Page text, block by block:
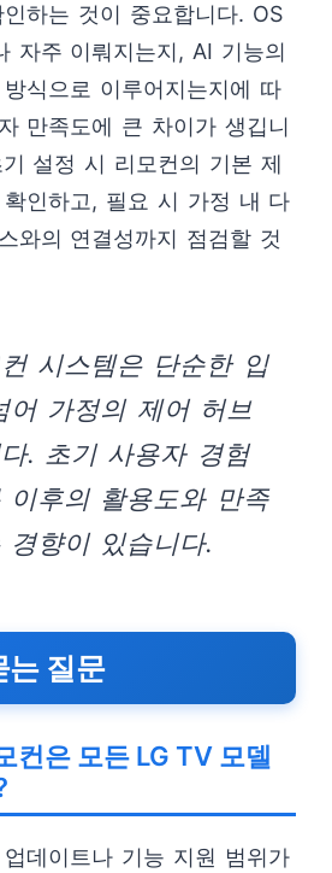
하는 것이 중요합니다. OS
자주 이뤄지는지, AI 기능의
식으로 이루어지는지에 따
만족도에 큰 차이가 생깁니
설정 시 리모컨의 기본 제
인하고, 필요 시 가정 내 다
와의 연결성까지 점검할 것
시스템은 단순한 입
어 가정의 제어 허브
. 초기 사용자 경험
이후의 활용도와 만족
경향이 있습니다.
는 질문
컨은 모든 LG TV 모델
데이트나 기능 지원 범위가